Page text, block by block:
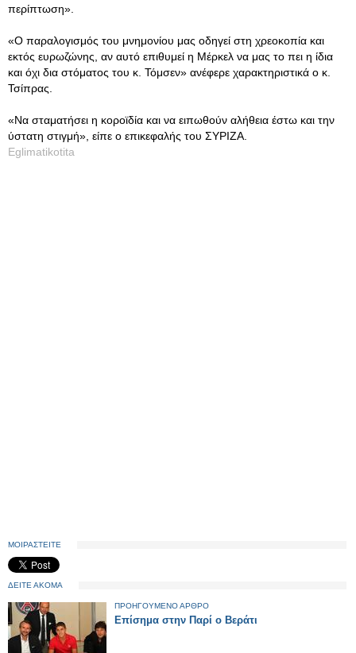
περίπτωση».
«Ο παραλογισμός του μνημονίου μας οδηγεί στη χρεοκοπία και
εκτός ευρωζώνης, αν αυτό επιθυμεί η Μέρκελ να μας το πει η ίδια
και όχι δια στόματος του κ. Τόμσεν» ανέφερε χαρακτηριστικά ο κ.
Τσίπρας.
«Να σταματήσει η κοροϊδία και να ειπωθούν αλήθεια έστω και την
ύστατη στιγμή», είπε ο επικεφαλής του ΣΥΡΙΖΑ.
Eglimatikotita
ΜΟΙΡΑΣΤΕΙΤΕ
ΔΕΙΤΕ ΑΚΟΜΑ
ΠΡΟΗΓΟΥΜΕΝΟ ΑΡΘΡΟ
Επίσημα στην Παρί ο Βεράτι